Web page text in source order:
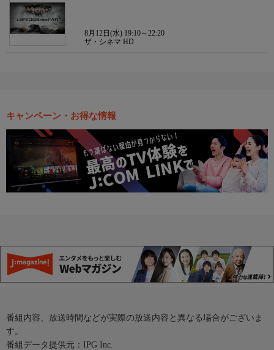
8月12日(水) 19:10～22:20
ザ・シネマ HD
キャンペーン・お得な情報
番組内容、放送時間などが実際の放送内容と異なる場合がございま
す。
番組データ提供元：IPG Inc.